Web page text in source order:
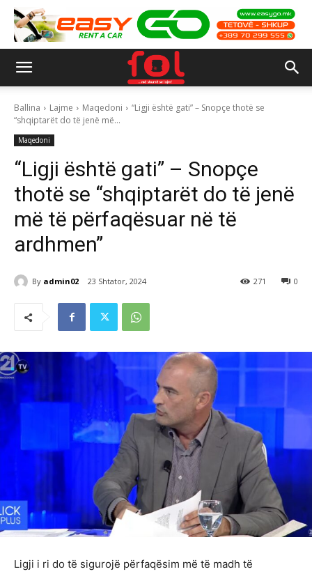
Ballina Lajme Maqedoni
“Ligji është gati” – Snopçe thotë se
“shqiptarët do të jenë më...
Maqedoni
“Ligji është gati” – Snopçe
thotë se “shqiptarët do të jenë
më të përfaqësuar në të
ardhmen”
By admin02 23 Shtator, 2024 0
271
Ligji i ri do të sigurojë përfaqësim më të madh të